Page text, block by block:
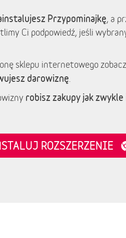
Przypominajkę, a
Ci podpowiedź, jeśli
sklepu internetowego
darowiznę
robisz zakupy jak zwykle
ROZSZERZENIE